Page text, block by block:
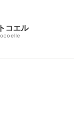
トコエル